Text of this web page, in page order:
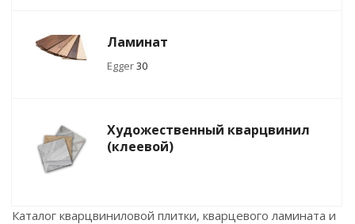
Ламинат
Egger30
Художественный кварцвинил
(клеевой)
Каталог кварцвиниловой плитки, кварцевого ламината и